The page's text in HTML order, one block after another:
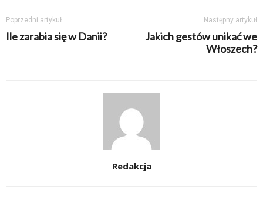
Poprzedni artykuł
Ile zarabia się w Danii?
Następny artykuł
Jakich gestów unikać we
Włoszech?
Redakcja